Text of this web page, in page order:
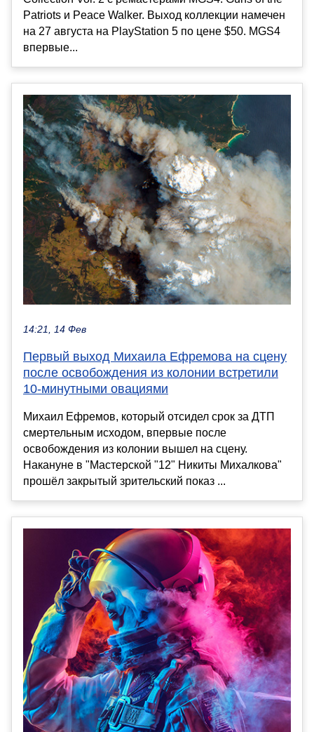
Patriots и Peace Walker. Выход коллекции намечен
на 27 августа на PlayStation 5 по цене $50. MGS4
впервые...
14:21, 14 Фев
Первый выход Михаила Ефремова на сцену
после освобождения из колонии встретили
10-минутными овациями
Михаил Ефремов, который отсидел срок за ДТП
смертельным исходом, впервые после
освобождения из колонии вышел на сцену.
Накануне в "Мастерской "12" Никиты Михалкова"
прошёл закрытый зрительский показ ...